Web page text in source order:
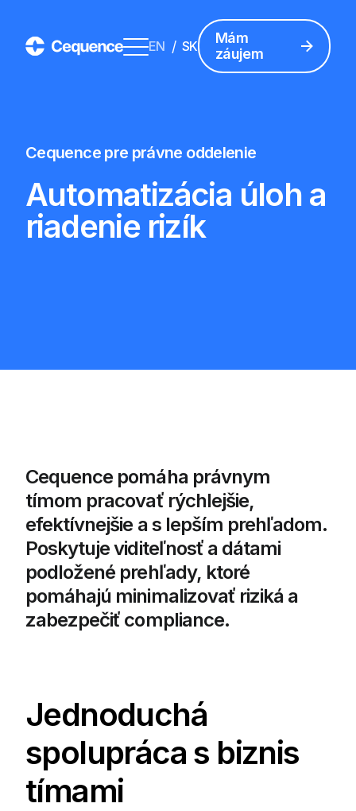
EN / SK
Mám
záujem
Cequence pre právne oddelenie
Automatizácia úloh a
riadenie rizík
Cequence pomáha právnym
tímom pracovať rýchlejšie,
efektívnejšie a s lepším prehľadom.
Poskytuje viditeľnosť a dátami
podložené prehľady, ktoré
pomáhajú minimalizovať riziká a
zabezpečiť compliance.
Jednoduchá
spolupráca s biznis
tímami